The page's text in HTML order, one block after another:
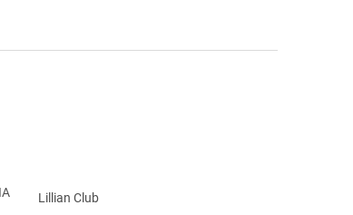
Lillian Club